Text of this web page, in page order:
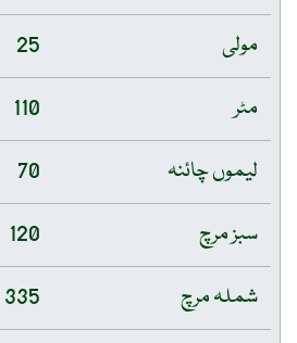
مولی
25
مٹر
110
لیموں چائنہ
70
سبز مرچ
120
شملہ مرچ
335